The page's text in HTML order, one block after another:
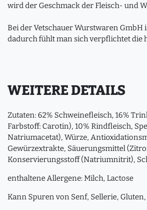
wird der Geschmack der Fleisch- und
Bei der Vetschauer Wurstwaren
dadurch fühlt man sich verpflichtet die
WEITERE DETAILS
Zutaten: 62% Schweinefleisch, 16%
Farbstoff: Carotin), 10% Rindfleisch,
Natriumacetat), Würze,
Gewürzextrakte, Säuerungsmittel
Konservierungsstoff (Natriumnitrit),
enthaltene Allergene: Milch, Lactose
Kann Spuren von Senf, Sellerie,